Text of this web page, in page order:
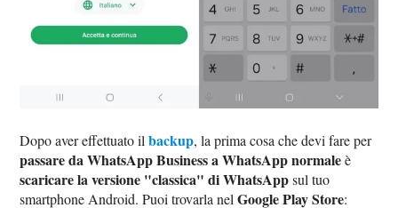
Dopo aver effettuato ilbackup, la prima cosa che devi fare per
passare da WhatsApp Business a WhatsApp normaleè
scaricare la versione "classica" di WhatsAppsul tuo
smartphone Android. Puoi trovarla nelGoogle Play Store: